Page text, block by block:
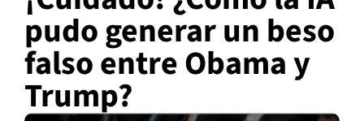
pudo generar un beso
falso entre Obama y
Trump?